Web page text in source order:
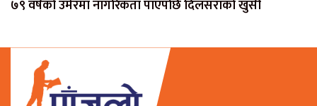
७९ वर्षको उमेरमा नागरिकता पाएपछि दिलसराको खुसी